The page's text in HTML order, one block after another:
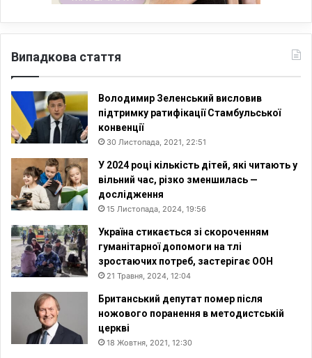
Випадкова стаття
Володимир Зеленський висловив
підтримку ратифікації Стамбульської
конвенції
30 Листопада, 2021, 22:51
У 2024 році кількість дітей, які читають у
вільний час, різко зменшилась —
дослідження
15 Листопада, 2024, 19:56
Україна стикається зі скороченням
гуманітарної допомоги на тлі
зростаючих потреб, застерігає ООН
21 Травня, 2024, 12:04
Британський депутат помер після
ножового поранення в методистській
церкві
18 Жовтня, 2021, 12:30